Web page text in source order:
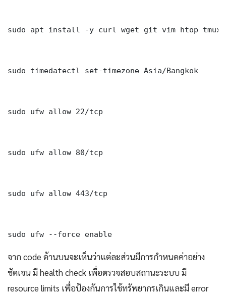
sudo apt install -y curl wget git vim htop tmux
sudo timedatectl set-timezone Asia/Bangkok
sudo ufw allow 22/tcp
sudo ufw allow 80/tcp
sudo ufw allow 443/tcp
sudo ufw --force enable
จาก code ด้านบนจะเห็นว่าแต่ละส่วนมีการกำหนดค่าอย่าง
ชัดเจน มี health check เพื่อตรวจสอบสถานะระบบ มี
resource limits เพื่อป้องกันการใช้ทรัพยากรเกินและมี error